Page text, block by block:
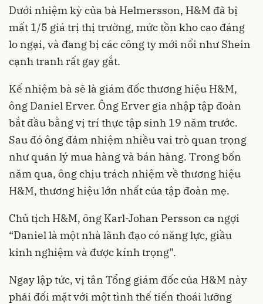
Dưới nhiệm kỳ của bà Helmersson, H&M đã bị
mất 1/5 giá trị thị trường, mức tồn kho cao đáng
lo ngại, và đang bị các công ty mới nổi như Shein
cạnh tranh rất gay gắt.
Kế nhiệm bà sẽ là giám đốc thương hiệu H&M,
ông Daniel Erver. Ông Erver gia nhập tập đoàn
bắt đầu bằng vị trí thực tập sinh 19 năm trước.
Sau đó ông đảm nhiệm nhiều vai trò quan trọng
như quản lý mua hàng và bán hàng. Trong bốn
năm qua, ông chịu trách nhiệm về thương hiệu
H&M, thương hiệu lớn nhất của tập đoàn mẹ.
Chủ tịch H&M, ông Karl-Johan Persson ca ngợi
“Daniel là một nhà lãnh đạo có năng lực, giầu
kinh nghiệm và được kính trọng”.
Ngay lập tức, vị tân Tổng giám đốc của H&M này
phải đối mặt với một tình thế tiến thoái lưỡng